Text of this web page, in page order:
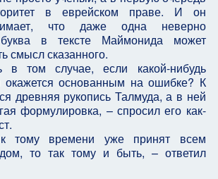
в еврейском праве. И он
что даже одна неверно
буква в тексте Маймонида может
смысл сказанного.
том случае, если какой-нибудь
окажется основанным на ошибке? К
древняя рукопись Талмуда, а в ней
формулировка, – спросил его как-
тому времени уже принят всем
то так тому и быть, – ответил